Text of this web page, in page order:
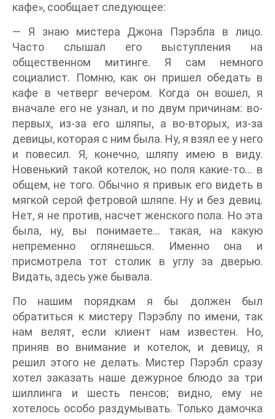
кафе», сообщает следующее:
— Я знаю мистера Джона Пэрэбла в лицо.
Часто слышал его выступления на
общественном митинге. Я сам немного
социалист. Помню, как он пришел обедать в
кафе в четверг вечером. Когда он вошел, я
вначале его не узнал, и по двум причинам: во-
первых, из-за его шляпы, а во-вторых, из-за
девицы, которая с ним была. Ну, я взял ее у него
и повесил. Я, конечно, шляпу имею в виду.
Новенький такой котелок, но поля какие-то… в
общем, не того. Обычно я привык его видеть в
мягкой серой фетровой шляпе. Ну и без девиц.
Нет, я не против, насчет женского пола. Но эта
была, ну, вы понимаете… такая, на какую
непременно оглянешься. Именно она и
присмотрела тот столик в углу за дверью.
Видать, здесь уже бывала.
По нашим порядкам я бы должен был
обратиться к мистеру Пэрэблу по имени, так
нам велят, если клиент нам известен. Но,
приняв во внимание и котелок, и девицу, я
решил этого не делать. Мистер Пэрэбл сразу
хотел заказать наше дежурное блюдо за три
шиллинга и шесть пенсов; видно, ему не
хотелось особо раздумывать. Только дамочка